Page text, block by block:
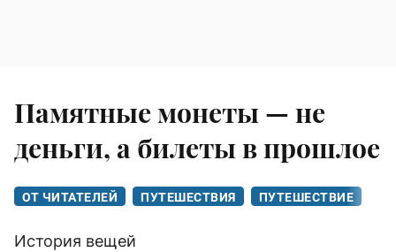
Памятные монеты — не
деньги, а билеты в прошлое
ОТ ЧИТАТЕЛЕЙ ПУТЕШЕСТВИЯ ПУТЕШЕСТВИЕ
История вещей